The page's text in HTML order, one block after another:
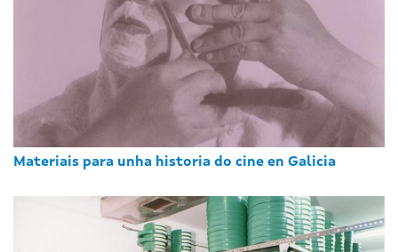
Materiais para unha historia do cine en Galicia